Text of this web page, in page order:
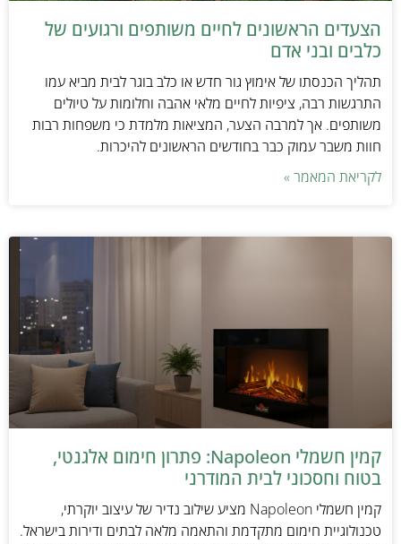
הצעדים הראשונים לחיים משותפים ורגועים של
כלבים ובני אדם
תהליך הכנסתו של אימוץ גור חדש או כלב בוגר לבית מביא עמו
התרגשות רבה, ציפיות לחיים מלאי אהבה וחלומות על טיולים
משותפים. אך למרבה הצער, המציאות מלמדת כי משפחות רבות
חוות משבר עמוק כבר בחודשים הראשונים להיכרות.
לקריאת המאמר »
קמין חשמלי Napoleon: פתרון חימום אלגנטי,
בטוח וחסכוני לבית המודרני
קמין חשמלי Napoleon מציע שילוב נדיר של עיצוב יוקרתי,
טכנולוגיית חימום מתקדמת והתאמה מלאה לבתים ודירות בישראל.